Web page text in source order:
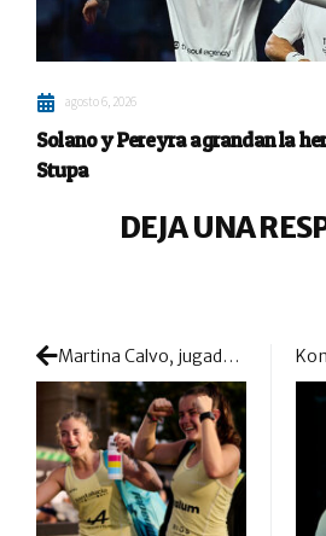
agosto 6, 2026
Solano y Pereyra agrandan la
Stupa
DEJA UNA
Martina Calvo, jugadora más joven en alcanzar una final: su ambición junto a la veterana Salazar es una realidad